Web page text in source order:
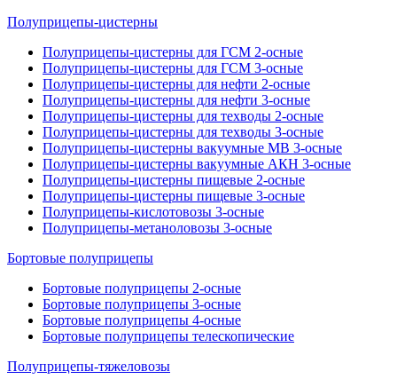
Полуприцепы-цистерны
Полуприцепы-цистерны для ГСМ 2-осные
Полуприцепы-цистерны для ГСМ 3-осные
Полуприцепы-цистерны для нефти 2-осные
Полуприцепы-цистерны для нефти 3-осные
Полуприцепы-цистерны для техводы 2-осные
Полуприцепы-цистерны для техводы 3-осные
Полуприцепы-цистерны вакуумные МВ 3-осные
Полуприцепы-цистерны вакуумные АКН 3-осные
Полуприцепы-цистерны пищевые 2-осные
Полуприцепы-цистерны пищевые 3-осные
Полуприцепы-кислотовозы 3-осные
Полуприцепы-метаноловозы 3-осные
Бортовые полуприцепы
Бортовые полуприцепы 2-осные
Бортовые полуприцепы 3-осные
Бортовые полуприцепы 4-осные
Бортовые полуприцепы телескопические
Полуприцепы-тяжеловозы